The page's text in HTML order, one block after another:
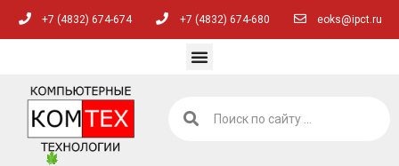
+7 (4832) 674-674 +7 (4832) 674-680 eoks@ipct.ru